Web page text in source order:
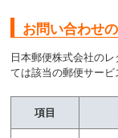
お問い合わせ
日本郵便株式会社の
ては該当の郵便サービ
項目